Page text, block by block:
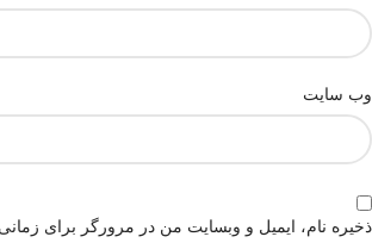
وب‌ سایت
ذخیره نام، ایمیل و وبسایت من در مرورگر برای